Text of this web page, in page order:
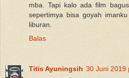
mba. Tapi kalo ada film
sepertimya bisa goyah
liburan.
Balas
Titis Ayuningsih 30 Juni 2019